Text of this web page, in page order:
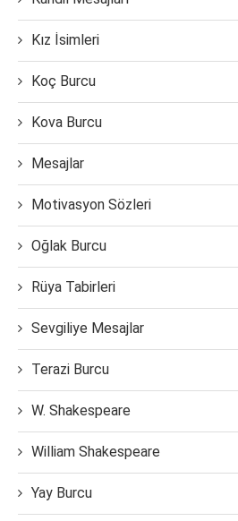
Kız İsimleri
Koç Burcu
Kova Burcu
Mesajlar
Motivasyon Sözleri
Oğlak Burcu
Rüya Tabirleri
Sevgiliye Mesajlar
Terazi Burcu
W. Shakespeare
William Shakespeare
Yay Burcu